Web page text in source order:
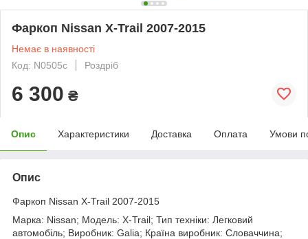
Фаркоп Nissan X-Trail 2007-2015
Немає в наявності
Код: N0505c
Роздріб
6 300 ₴
Опис Характеристики Доставка Оплата Умови
Опис
Фаркоп Nissan X-Trail 2007-2015
Марка: Nissan; Модель: X-Trail; Тип техніки: Легковий
автомобіль; Виробник: Galia; Країна виробник: Словаччина;